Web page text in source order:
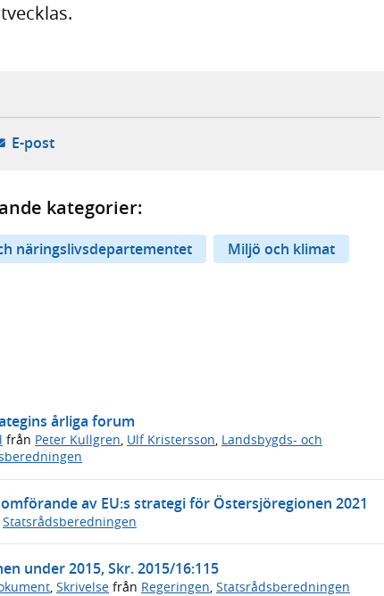
webbplats,
extern webbplats,
i ny flik, extern webbplats,
E-post- öppnar din e-postklient,
kategorier:
näringslivsdepartementet
Miljö och klimat
årliga forum
från Peter Kullgren, Ulf Kristersson, Landsbygds- och
av EU:s strategi för Östersjöregionen 2021
Statsrådsberedningen
under 2015, Skr. 2015/16:115
Skrivelse från Regeringen Statsrådsberedningen